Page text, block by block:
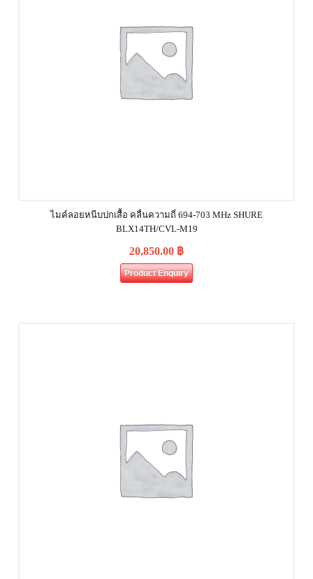
ไมค์ลอยหนีบปกเสื้อ คลื่นความถี่ 694-703 MHz SHURE
BLX14TH/CVL-M19
20,850.00 ฿
Product Enquiry